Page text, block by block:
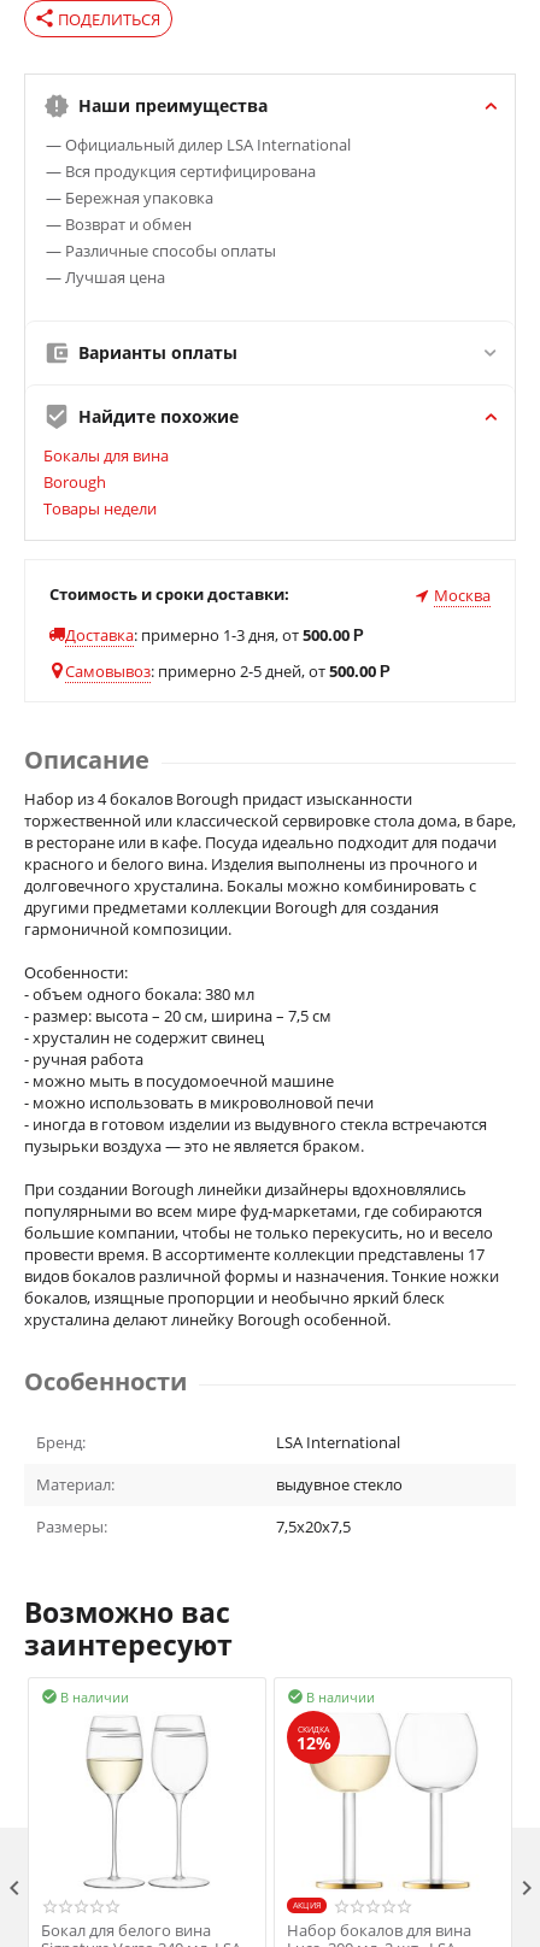
share ПОДЕЛИТЬСЯ
Наши преимущества
— Официальный дилер LSA International
— Вся продукция сертифицирована
— Бережная упаковка
— Возврат и обмен
— Различные способы оплаты
— Лучшая цена
Варианты оплаты
Найдите похожие
Бокалы для вина
Borough
Товары недели
Стоимость и сроки доставки:
Москва
Доставка: примерно 1-3 дня, от500.00 Р
Самовывоз: примерно 2-5 дней, от500.00 Р
Описание
Набор из 4 бокалов Borough придаст изысканности
торжественной или классической сервировке стола дома, в баре,
в ресторане или в кафе. Посуда идеально подходит для подачи
красного и белого вина. Изделия выполнены из прочного и
долговечного хрусталина. Бокалы можно комбинировать с
другими предметами коллекции Borough для создания
гармоничной композиции.
Особенности:
- объем одного бокала: 380 мл
- размер: высота – 20 см, ширина – 7,5 см
- хрусталин не содержит свинец
- ручная работа
- можно мыть в посудомоечной машине
- можно использовать в микроволновой печи
- иногда в готовом изделии из выдувного стекла встречаются
пузырьки воздуха — это не является браком.
При создании Borough линейки дизайнеры вдохновлялись
популярными во всем мире фуд-маркетами, где собираются
большие компании, чтобы не только перекусить, но и весело
провести время. В ассортименте коллекции представлены 17
видов бокалов различной формы и назначения. Тонкие ножки
бокалов, изящные пропорции и необычно яркий блеск
хрусталина делают линейку Borough особенной.
Особенности
Бренд:
LSA International
Материал:
выдувное стекло
Размеры:
7,5x20x7,5
Возможно вас
заинтересуют
В наличии

Бокал для белого вина
В наличии

СКИДКА
12%
AКЦИЯ
Набор бокалов для вина
 